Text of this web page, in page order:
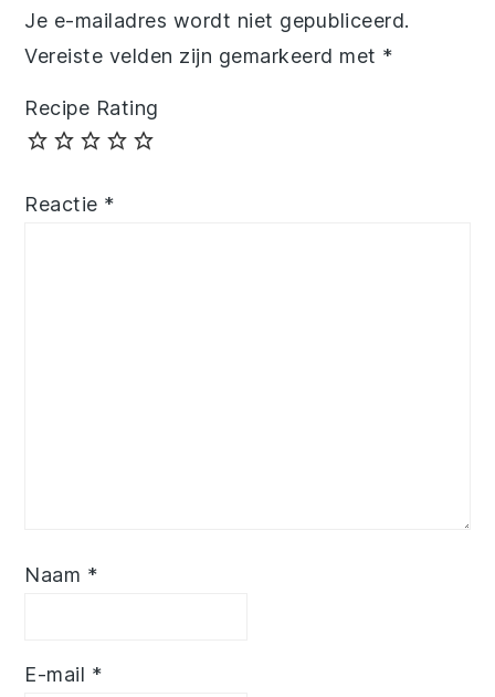
Je e-mailadres wordt niet gepubliceerd.
Vereiste velden zijn gemarkeerd met *
Recipe Rating
Reactie *
Naam *
E-mail *